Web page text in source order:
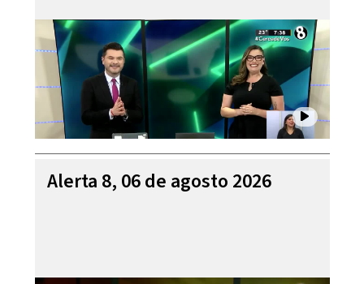
Alerta 8, 06 de agosto 2026